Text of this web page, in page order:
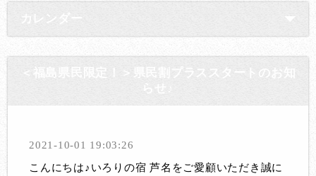
カレンダー
＜福島県民限定！＞県民割プラススタートのお知
らせ♪
2021-10-01 19:03:26
こんにちは♪いろりの宿 芦名をご愛顧いただき誠に